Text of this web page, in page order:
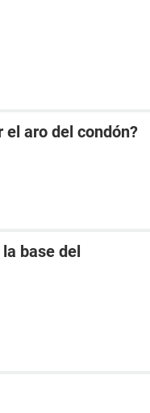
el aro del condón?
base del